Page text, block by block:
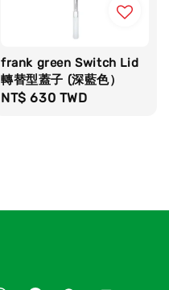
frank green Switch Lid
轉替型蓋子 (深藍色）
Regular
NT$ 630 TWD